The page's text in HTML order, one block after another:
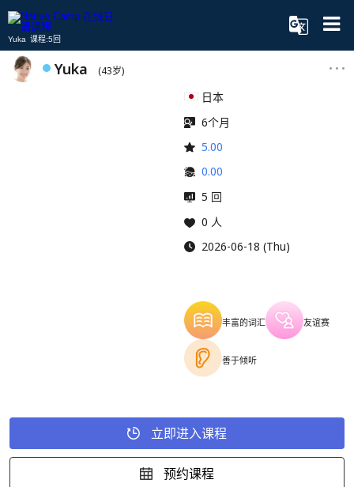
Yuka 课程:5回
Yuka (43岁)
日本
6个月
5.00
0.00
5 回
0 人
2026-06-18 (Thu)
丰富的词汇 友谊赛
善于倾听
立即进入课程
预约课程